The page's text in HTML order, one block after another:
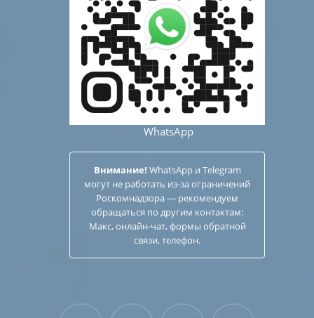
WhatsApp
Внимание! WhatsApp и Telegram
могут не работать из-за ограничений
Роскомнадзора — рекомендуем
обращаться по другим контактам:
Макс, онлайн-чат, формы обратной
связи, телефон.